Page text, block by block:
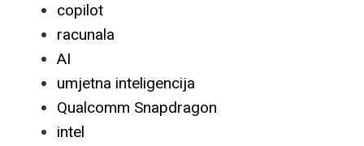
copilot
racunala
AI
umjetna inteligencija
Qualcomm Snapdragon
intel